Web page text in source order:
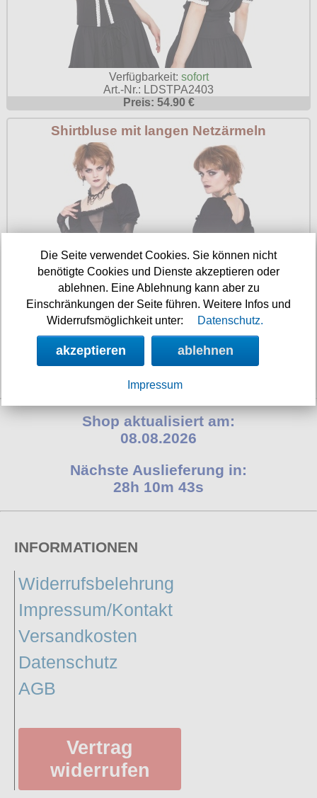
Verfügbarkeit: sofort
Art.-Nr.: LDSTPA2403
Preis: 54.90 €
Shirtbluse mit langen Netzärmeln
Verfügbarkeit:sofort
Art.-Nr.: LDSTPA2610
Preis: 59.90 €
Shop aktualisiert am:
08.08.2026
Nächste Auslieferung in:
28h 10m 42s
INFORMATIONEN
Widerrufsbelehrung
Impressum/Kontakt
Versandkosten
Datenschutz
AGB
Vertrag
widerrufen
Die Seite verwendet Cookies. Sie können nicht
benötigte Cookies und Dienste akzeptieren oder
ablehnen. Eine Ablehnung kann aber zu
Einschränkungen der Seite führen. Weitere Infos und
Widerrufsmöglichkeit unter:
Datenschutz.
akzeptieren ablehnen
Impressum